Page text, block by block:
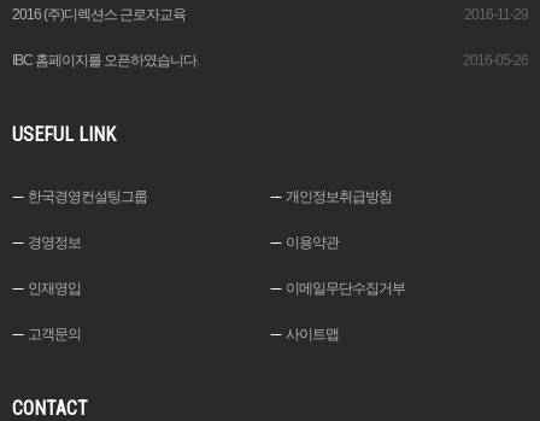
2016 (주)디렉션스 근로자교육 2016-11-29
IBC 홈페이지를 오픈하였습니다. 2016-05-26
USEFUL LINK
한국경영컨설팅그룹 개인정보취급방침
경영정보 이용약관
인재영입 이메일무단수집거부
고객문의 사이트맵
CONTACT